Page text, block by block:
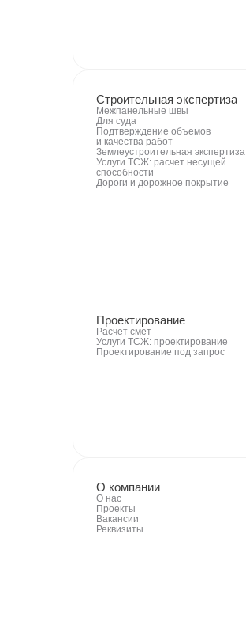
Проектирование
Расчет смет
Услуги ТСЖ: проектирование
Проектирование под запрос
Строительная экспертиза
Межпанельные швы
Для суда
Подтверждение объемов
и качества работ
Землеустроительная экспертиза
Услуги ТСЖ: расчет несущей
способности
Дороги и дорожное покрытие
О компании
О нас
Проекты
Вакансии
Реквизиты